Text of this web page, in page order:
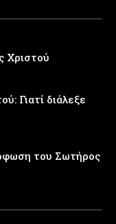
Χριστού
Γιατί διάλεξε
του Σωτήρος